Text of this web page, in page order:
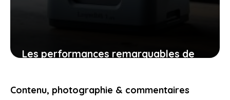
Les performances remarquables de
service de votre efficacité
Contenu, photographie & commentaires